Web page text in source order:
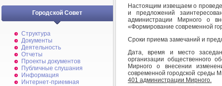
Городской Совет
Структура
Документы
Деятельность
Отчеты
Проекты документов
Публичные слушания
Информация
Интернет-приемная
Настоящим извещаем о
и предложений
администрации Мирного о
«Формирование современной
Сроки приема замечаний и
Дата, время и место
организации общественного
Мирного о внесении
современной городской среды
401 администрации Мирного.